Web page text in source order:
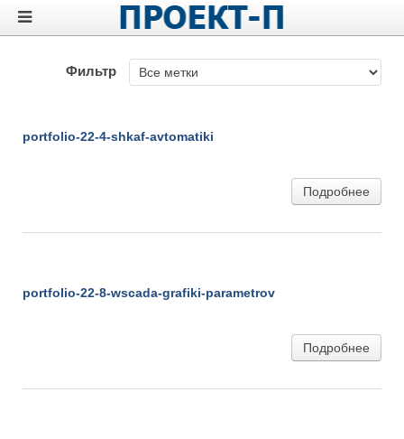
Фильтр
portfolio-22-4-shkaf-avtomatiki
portfolio-22-4-shkaf-avtomatiki
Подробнее
portfolio-22-8-wscada-grafiki-parametrov
portfolio-22-8-wscada-grafiki-parametrov
Подробнее